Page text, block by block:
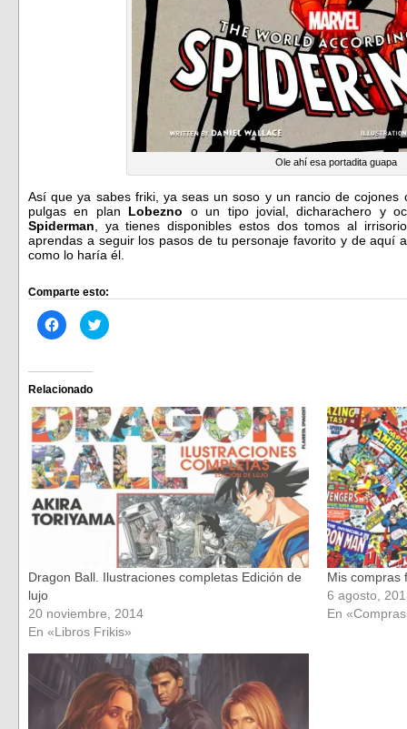
Ole ahí esa portadita guapa
Así que ya sabes friki, ya seas un soso y un rancio de
pulgas en plan Lobezno o un tipo jovial, dicharachero y
Spiderman, ya tienes disponibles estos dos tomos al
aprendas a seguir los pasos de tu personaje favorito y de aquí
como lo haría él.
Comparte esto:
Haz
clic
Facebook
(Se
abre
en
una
ventana
nueva)
Haz
clic
en
una
ventana
nueva)
Relacionado
Dragon Ball. Ilustraciones completas Edición de
lujo
20 noviembre, 2014
En «Libros Frikis»
Mis compras
6 agosto,
En